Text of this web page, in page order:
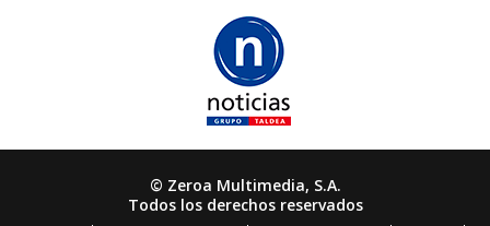
© Zeroa Multimedia, S.A.
Todos los derechos reservados